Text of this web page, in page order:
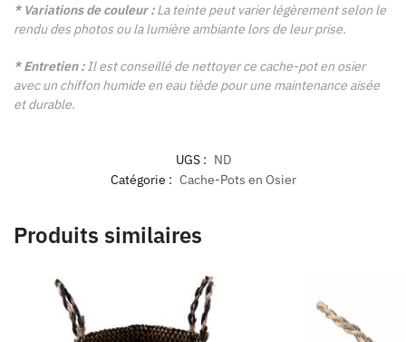
* Variations de couleur :La teinte peut varier légèrement selon le
rendu des photos ou la lumière ambiante lors de leur prise.
* Entretien :Il est conseillé de nettoyer ce cache-pot en osier
avec un chiffon humide en eau tiède pour une maintenance aisée
et durable.
UGS : ND
Catégorie : Cache-Pots en Osier
Produits similaires